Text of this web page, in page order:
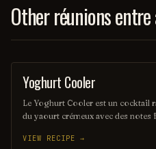
Other réunions
OTHER / UNKNOWN
Yoghurt Cooler
Le Yoghurt Cooler est un cocktail
du yaourt crémeux avec des
expérience à la fois légère et
VIEW RECIPE →